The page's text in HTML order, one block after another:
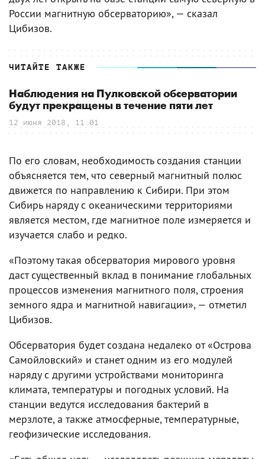
России магнитную обсерваторию», — сказал
Цибизов.
ЧИТАЙТЕ ТАКЖЕ
Наблюдения на Пулковской обсерватории
будут прекращены в течение пяти лет
12 июня 2018, 11:01
По его словам, необходимость создания станции
объясняется тем, что северный магнитный полюс
движется по направлению к Сибири. При этом
Сибирь наряду с океаническими территориями
является местом, где магнитное поле измеряется и
изучается слабо и редко.
«Поэтому такая обсерватория мирового уровня
даст существенный вклад в понимание глобальных
процессов изменения магнитного поля, строения
земного ядра и магнитной навигации», — отметил
Цибизов.
Обсерватория будет создана недалеко от «Острова
Самойловский» и станет одним из его модулей
наряду с другими устройствами мониторинга
климата, температуры и погодных условий. На
станции ведутся исследования бактерий в
мерзлоте, а также атмосферные, температурные,
геофизические исследования.